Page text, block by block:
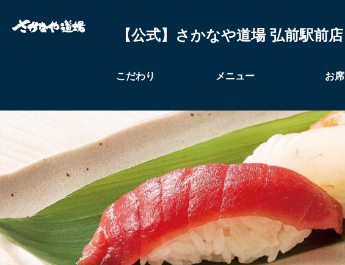
【公式】さかなや道場 弘前駅前店
こだわり メニュー お席